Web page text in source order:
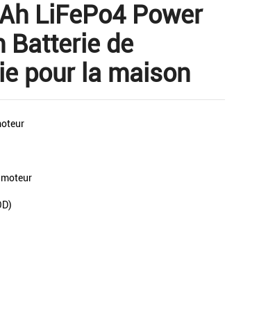
LiFePo4 Power
Batterie de
pour la maison